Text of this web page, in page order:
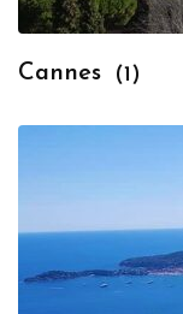
Cannes (1)